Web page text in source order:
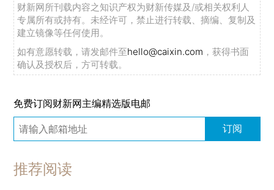
财新网所刊载内容之知识产权为财新传媒及/或相关权利人
专属所有或持有。未经许可，禁止进行转载、摘编、复制及
建立镜像等任何使用。
如有意愿转载，请发邮件至hello@caixin.com ，获得书面
确认及授权后，方可转载。
免费订阅财新网主编精选版电邮
订阅
推荐阅读